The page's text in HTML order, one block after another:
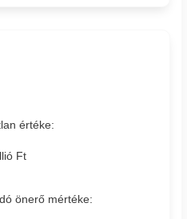
értéke:
Ft
önerő mértéke: